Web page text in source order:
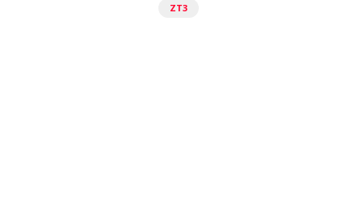
ZT3